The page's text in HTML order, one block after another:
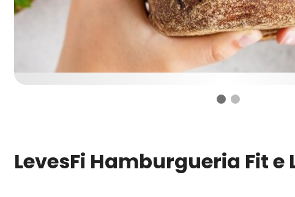
LevesFi Hamburgueria Fit e